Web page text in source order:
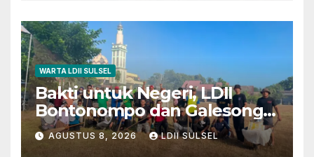
WARTA LDII SULSEL
Bakti untuk Negeri, LDII
Bontonompo dan Galesong
Kerja Bakti Bersama di
Lapangan Barembeng
AGUSTUS 8, 2026 LDII SULSEL